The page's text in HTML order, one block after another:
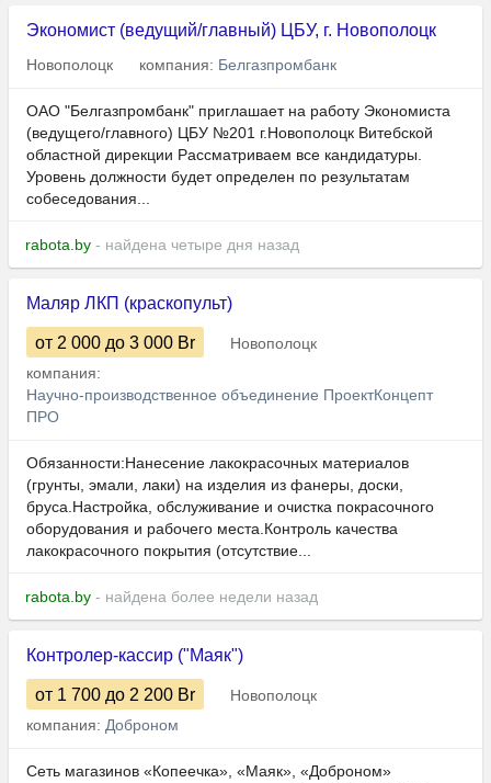
Экономист (ведущий/главный) ЦБУ, г. Новополоцк
Новополоцк компания: Белгазпромбанк
ОАО "Белгазпромбанк" приглашает на работу Экономиста
(ведущего/главного) ЦБУ №201 г.Новополоцк Витебской
областной дирекции Рассматриваем все кандидатуры.
Уровень должности будет определен по результатам
собеседования...
rabota.by - найдена четыре дня назад
Маляр ЛКП (краскопульт)
от 2 000 до 3 000 Br
Новополоцк
компания:
Научно-производственное объединение ПроектКонцепт
ПРО
Обязанности:Нанесение лакокрасочных материалов
(грунты, эмали, лаки) на изделия из фанеры, доски,
бруса.Настройка, обслуживание и очистка покрасочного
оборудования и рабочего места.Контроль качества
лакокрасочного покрытия (отсутствие...
rabota.by - найдена более недели назад
Контролер-кассир ("Маяк")
от 1 700 до 2 200 Br
Новополоцк
компания: Доброном
Сеть магазинов «Копеечка», «Маяк», «Доброном»